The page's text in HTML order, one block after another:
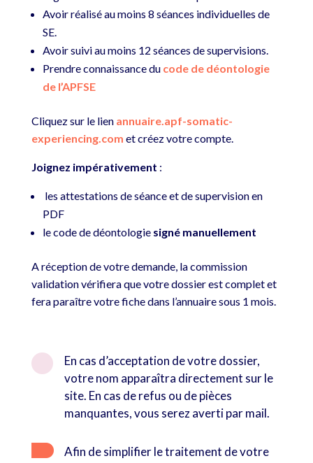
Avoir réalisé au moins 8 séances individuelles de
SE.
Avoir suivi au moins 12 séances de supervisions.
Prendre connaissance du code de déontologie
de l’APFSE
Cliquez sur le lien annuaire.apf-somatic-
experiencing.com et créez votre compte.
Joignez impérativement :
les attestations de séance et de supervision en
PDF
le code de déontologie signé manuellement
A réception de votre demande, la commission
validation vérifiera que votre dossier est complet et
fera paraître votre fiche dans l’annuaire sous 1 mois.

En cas d’acceptation de votre dossier,
votre nom apparaîtra directement sur le
site. En cas de refus ou de pièces
manquantes, vous serez averti par mail.
Afin de simplifier le traitement de votre